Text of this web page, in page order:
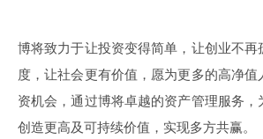
博将致力于让投资变得简单，让创业不再
度，让社会更有价值，愿为更多的高净
资机会，通过博将卓越的资产管理服务，
创造更高及可持续价值，实现多方共赢。